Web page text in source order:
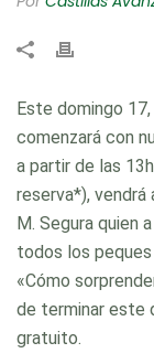
Este domingo
comenzará con
a partir de las
reserva*),
M. Segura quien
todos los
«Cómo
de terminar este
gratuito.